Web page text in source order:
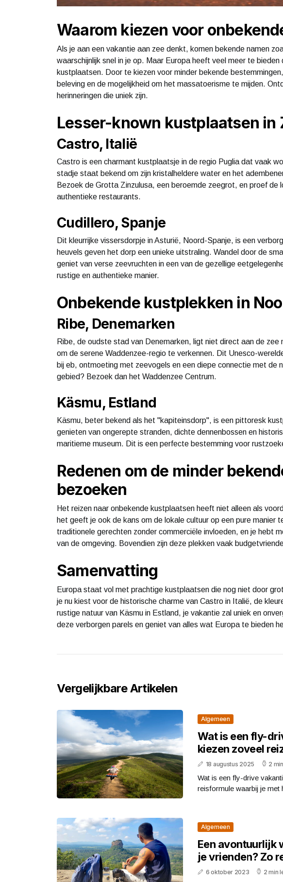
Waarom kiezen voor
Als je aan een vakantie aan zee denkt, komen bekende namen
waarschijnlijk snel in je op. Maar Europa heeft veel meer te
kustplaatsen. Door te kiezen voor minder bekende
beleving en de mogelijkheid om het massatoerisme te mijden.
herinneringen die uniek zijn.
Lesser-known kustplaatsen in
Castro, Italië
Castro is een charmant kustplaatsje in de regio Puglia dat vaak
stadje staat bekend om zijn kristalheldere water en het
Bezoek de Grotta Zinzulusa, een beroemde zeegrot, en proef de
authentieke restaurants.
Cudillero, Spanje
Dit kleurrijke vissersdorpje in Asturië, Noord-Spanje, is een
heuvels geven het dorp een unieke uitstraling. Wandel door de
geniet van verse zeevruchten in een van de gezellige
rustige en authentieke manier.
Onbekende kustplekken in
Ribe, Denemarken
Ribe, de oudste stad van Denemarken, ligt niet direct aan de zee
om de serene Waddenzee-regio te verkennen. Dit Unesco-
bij eb, ontmoeting met zeevogels en een diepe connectie met de
gebied? Bezoek dan het Waddenzee Centrum.
Käsmu, Estland
Käsmu, beter bekend als het "kapiteinsdorp", is een pittoresk
genieten van ongerepte stranden, dichte dennenbossen en
maritieme museum. Dit is een perfecte bestemming voor
Redenen om de minder
bezoeken
Het reizen naar onbekende kustplaatsen heeft niet alleen als
het geeft je ook de kans om de lokale cultuur op een pure manier
traditionele gerechten zonder commerciële invloeden, en je hebt
van de omgeving. Bovendien zijn deze plekken vaak
Samenvatting
Europa staat vol met prachtige kustplaatsen die nog niet door
je nu kiest voor de historische charme van Castro in Italië, de
rustige natuur van Käsmu in Estland, je vakantie zal uniek en
deze verborgen parels en geniet van alles wat Europa te bieden
Vergelijkbare Artikelen
Algemeen
Wat is een fly-
kiezen zoveel
18 augustus 2025 2
Wat is een fly-drive
reisformule waarbij je met
Algemeen
Een avontuurlijk
je vrienden? Zo
6 oktober 2023 2 min